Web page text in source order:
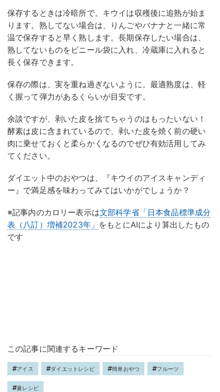
保存するときは冷暗所で。キウイは収穫後に追熟が始ま
ります。熟してない場合は、りんごやバナナと一緒に常
温で保存すると早く熟します。長期保存したい場合は、
熟してないものをビニール袋に入れ、冷蔵庫に入れると
長く保存できます。
保存の際は、実を重ね過ぎないように。最適熟度は、軽
く握って弾力があるくらいが目安です。
余談ですが、剥いた皮を捨てちゃうのはもったいない！
酵素は皮に含まれているので、剥いた皮を焼く前の硬い
肉に乗せておくと柔らかくなるのでぜひ有効活用してみ
てください。
ダイエット中のおやつは、『キウイのアイスキャンディ
ー』で満足感を味わってみてはいかがでしょうか？
※記事内のカロリー表示は文部科学省「日本食品標準成分
表（八訂）増補2023年」 をもとにAIにより算出したもの
です
この記事に関連するキーワード
アイス ダイエットレシピ 簡単おやつ フルーツ
夏レシピ